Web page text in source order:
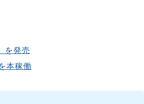
を発売
本稼働